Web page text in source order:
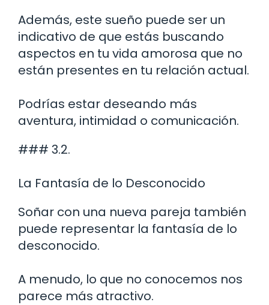
Además, este sueño puede ser un
indicativo de que estás buscando
aspectos en tu vida amorosa que no
están presentes en tu relación actual.
Podrías estar deseando más
aventura, intimidad o comunicación.
### 3.2.
La Fantasía de lo Desconocido
Soñar con una nueva pareja también
puede representar la fantasía de lo
desconocido.
A menudo, lo que no conocemos nos
parece más atractivo.